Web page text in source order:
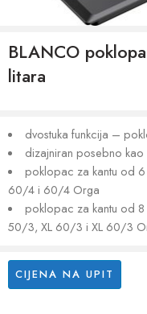
BLANCO
litara
dvostuka funkcija –
dizajniran posebno kao
poklopac za kantu od 6
60/4 i 60/4 Orga
poklopac za kantu od 8
50/3, XL 60/3 i XL 60/3
CIJENA NA UPIT